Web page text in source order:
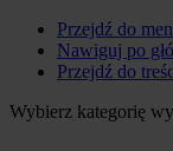
Przejdź do
Nawiguj po
Przejdź do
Wybierz kategorię